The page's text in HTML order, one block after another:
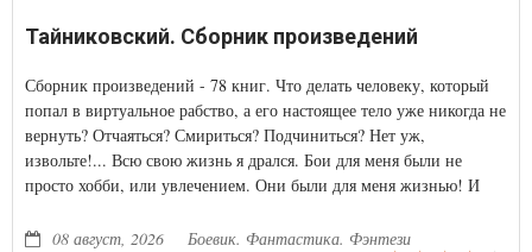
Тайниковский. Сборник произведений
Сборник произведений - 78 книг. Что делать человеку, который
попал в виртуальное рабство, а его настоящее тело уже никогда не
вернуть? Отчаяться? Смириться? Подчиниться? Нет уж,
извольте!... Всю свою жизнь я дрался. Бои для меня были не
просто хобби, или увлечением. Они были для меня жизнью! И
оставили после себя?! Пьянки, наркотики, беспорядочные
08 август, 2026 Боевик. Фантастика. Фэнтези